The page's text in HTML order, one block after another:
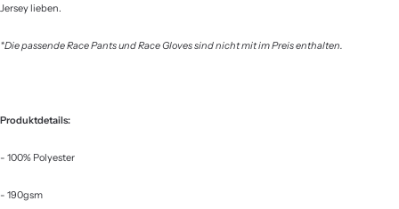
Jersey lieben.
*Die passende Race Pants und Race Gloves sind nicht mit im Preis enthalten.
Produktdetails:
- 100% Polyester
- 190gsm